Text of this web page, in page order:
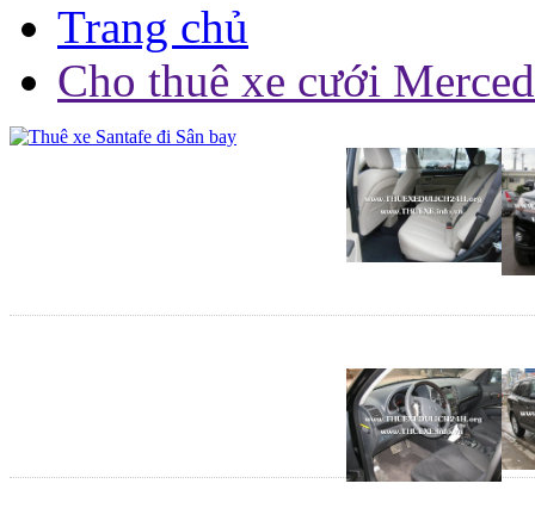
Trang chủ
Cho thuê xe cưới